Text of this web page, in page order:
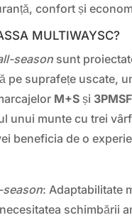
confort și
MULTIWAYSC?
season sunt
pe suprafețe uscate,
M+S și 3PMSF
unui munte cu trei
beneficia de o
season: Adaptabilitate
schimbării